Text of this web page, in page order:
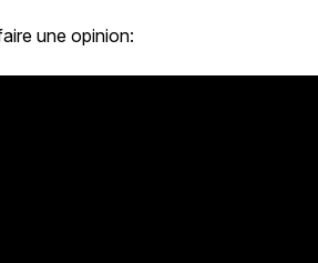
une opinion: